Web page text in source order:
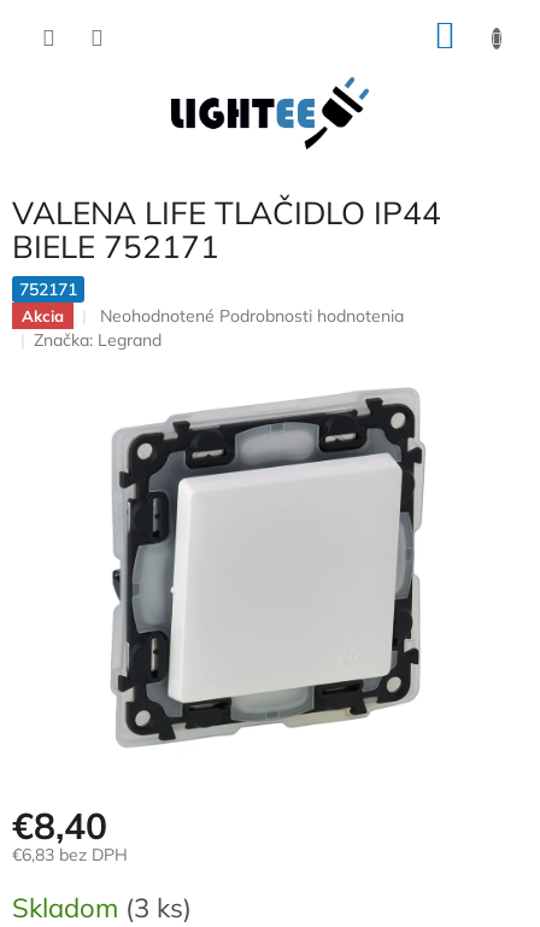
VALENA LIFE TLAČIDLO IP44
BIELE 752171
752171
Akcia
Priemerné
hodnotenie
hviezdičiek.
Neohodnotené Podrobnosti hodnotenia
Značka: Legrand
€8,40
€6,83 bez DPH
cena:
Skladom (3 ks)